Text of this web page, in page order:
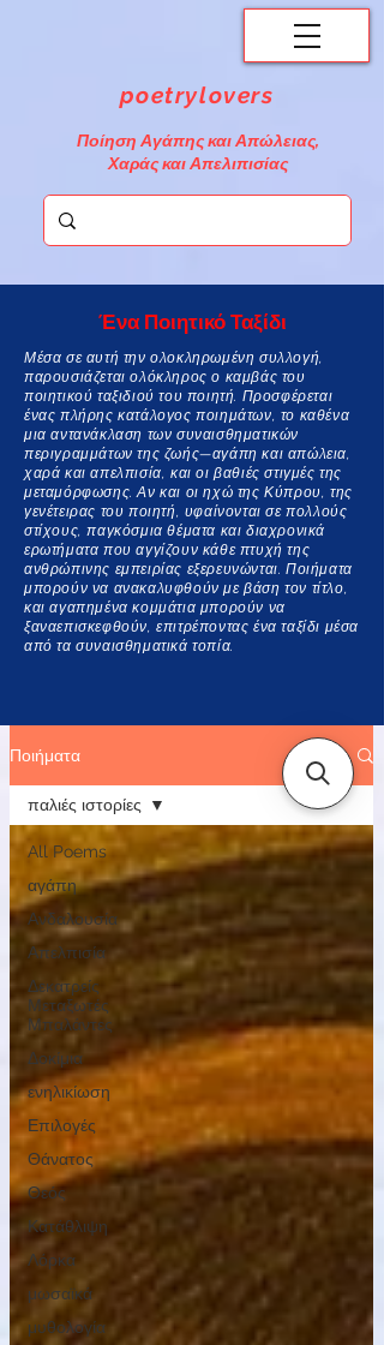
poetrylovers
Ποίηση Αγάπης και Απώλειας,
Χαράς και Απελιπισίας
Ένα Ποιητικό Ταξίδι
Μέσα σε αυτή την ολοκληρωμένη συλλογή,
παρουσιάζεται ολόκληρος ο καμβάς του
ποιητικού ταξιδιού του ποιητή. Προσφέρεται
ένας πλήρης κατάλογος ποιημάτων, το καθένα
μια αντανάκλαση των συναισθηματικών
περιγραμμάτων της ζωής—αγάπη και απώλεια,
χαρά και απελπισία, και οι βαθιές στιγμές της
μεταμόρφωσης. Αν και οι ηχώ της Κύπρου, της
γενέτειρας του ποιητή, υφαίνονται σε πολλούς
στίχους, παγκόσμια θέματα και διαχρονικά
ερωτήματα που αγγίζουν κάθε πτυχή της
ανθρώπινης εμπειρίας εξερευνώνται. Ποιήματα
μπορούν να ανακαλυφθούν με βάση τον τίτλο,
και αγαπημένα κομμάτια μπορούν να
ξαναεπισκεφθούν, επιτρέποντας ένα ταξίδι μέσα
από τα συναισθηματικά τοπία.
Ποιήματα
All Poems
αγάπη
Ανδαλουσία
Απελπισία
Δεκατρείς
Μεταξωτές
Μπαλάντες
Δοκίμια
ενηλικίωση
Επιλογές
Θάνατος
Θεός
Κατάθλιψη
Λόρκα
μωσαϊκά
μυθολογία
παλιές ιστορίες